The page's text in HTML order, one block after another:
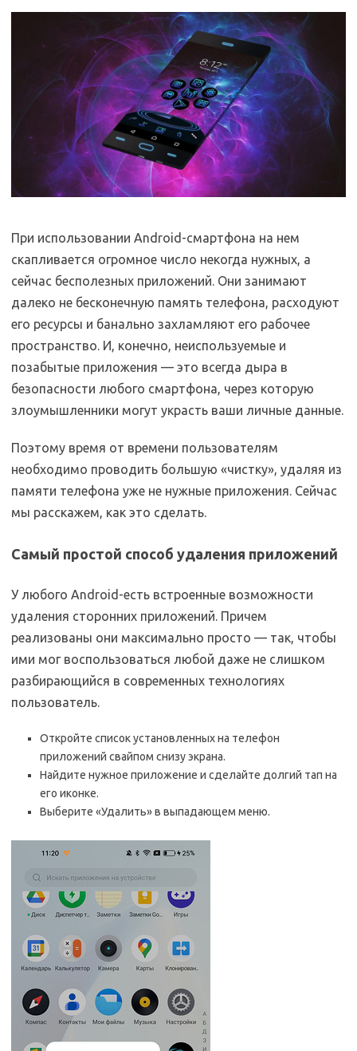
При использовании Android-смартфона на нем
скапливается огромное число некогда нужных, а
сейчас бесполезных приложений. Они занимают
далеко не бесконечную память телефона, расходуют
его ресурсы и банально захламляют его рабочее
пространство. И, конечно, неиспользуемые и
позабытые приложения — это всегда дыра в
безопасности любого смартфона, через которую
злоумышленники могут украсть ваши личные данные.
Поэтому время от времени пользователям
необходимо проводить большую «чистку», удаляя из
памяти телефона уже не нужные приложения. Сейчас
мы расскажем, как это сделать.
Самый простой способ удаления приложений
У любого Android-есть встроенные возможности
удаления сторонних приложений. Причем
реализованы они максимально просто — так, чтобы
ими мог воспользоваться любой даже не слишком
разбирающийся в современных технологиях
пользователь.
Откройте список установленных на телефон
приложений свайпом снизу экрана.
Найдите нужное приложение и сделайте долгий тап на
его иконке.
Выберите «Удалить» в выпадающем меню.